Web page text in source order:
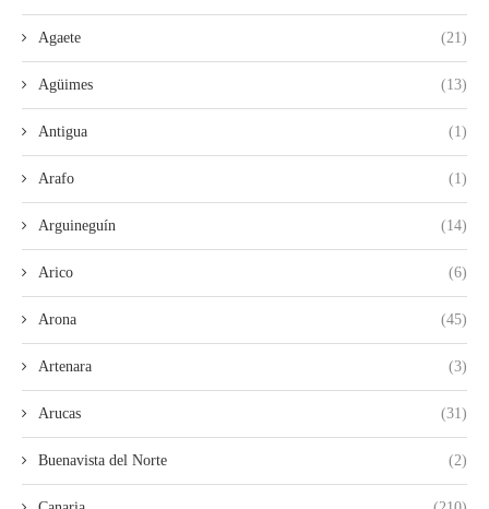
Agaete (21)
Agüimes (13)
Antigua (1)
Arafo (1)
Arguineguín (14)
Arico (6)
Arona (45)
Artenara (3)
Arucas (31)
Buenavista del Norte (2)